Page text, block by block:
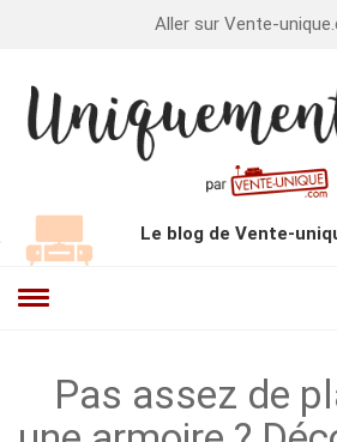
Aller sur Vente-
Le blog de Vente-
Pas assez de